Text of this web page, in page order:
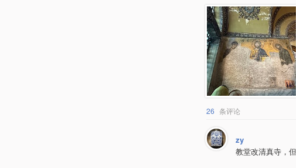
26 条评论
zy
教堂改清真寺，